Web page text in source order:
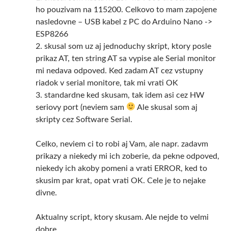
ho pouzivam na 115200. Celkovo to mam zapojene
nasledovne – USB kabel z PC do Arduino Nano ->
ESP8266
2. skusal som uz aj jednoduchy skript, ktory posle
prikaz AT, ten string AT sa vypise ale Serial monitor
mi nedava odpoved. Ked zadam AT cez vstupny
riadok v serial monitore, tak mi vrati OK
3. standardne ked skusam, tak idem asi cez HW
seriovy port (neviem sam
Ale skusal som aj
skripty cez Software Serial.
Celko, neviem ci to robi aj Vam, ale napr. zadavm
prikazy a niekedy mi ich zoberie, da pekne odpoved,
niekedy ich akoby pomeni a vrati ERROR, ked to
skusim par krat, opat vrati OK. Cele je to nejake
divne.
Aktualny script, ktory skusam. Ale nejde to velmi
dobre.